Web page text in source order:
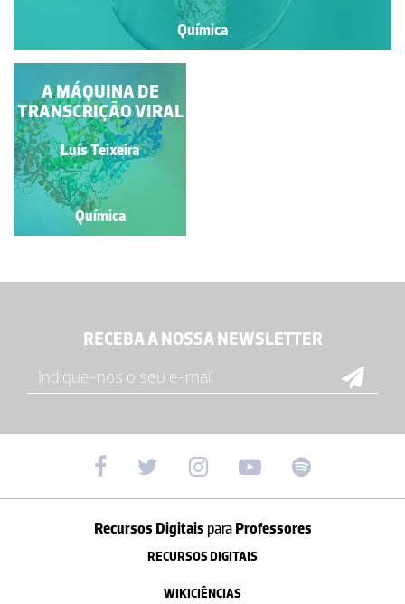
Química
A MÁQUINA DE
TRANSCRIÇÃO VIRAL
Luís Teixeira
Química
RECEBA A NOSSA NEWSLETTER
Recursos Digitais paraProfessores
RECURSOS DIGITAIS
WIKICIÊNCIAS